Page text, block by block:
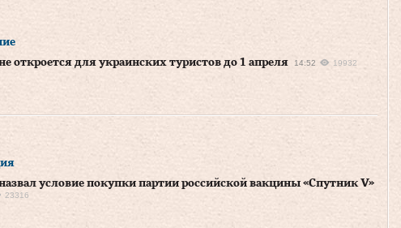
откроется для украинских туристов до 1 апреля
14:52 19932
условие покупки партии российской вакцины «Спутник V»
23316